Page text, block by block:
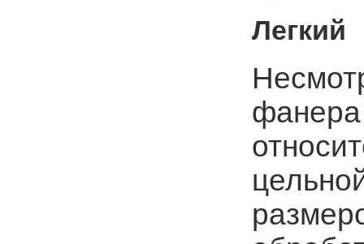
Легкий
фанера